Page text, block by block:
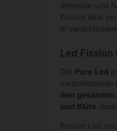
dimmbar und
Fission leds
in
Led
Die Pure Led
verschiedenen
den gesamten
und Blüte
Fission Led